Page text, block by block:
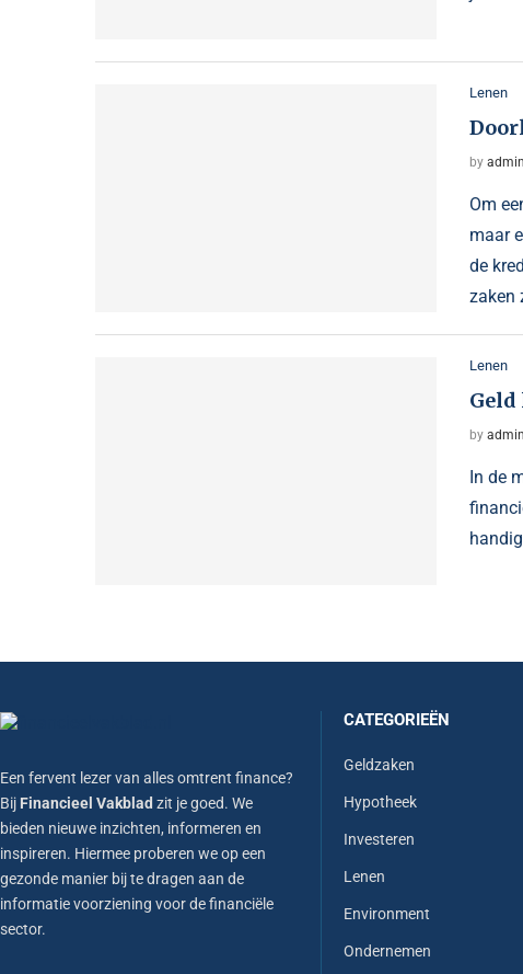
Lenen
by admin
Om
maar
de
zaken
Lenen
by admin
In de
Een fervent lezer van alles omtrent finance?
Bij Financieel Vakblad zit je goed. We
bieden nieuwe inzichten, informeren en
inspireren. Hiermee proberen we op een
gezonde manier bij te dragen aan de
informatie voorziening voor de financiële
sector.
CATEGORIEËN
Geldzaken
Hypotheek
Investeren
Lenen
Environment
Ondernemen